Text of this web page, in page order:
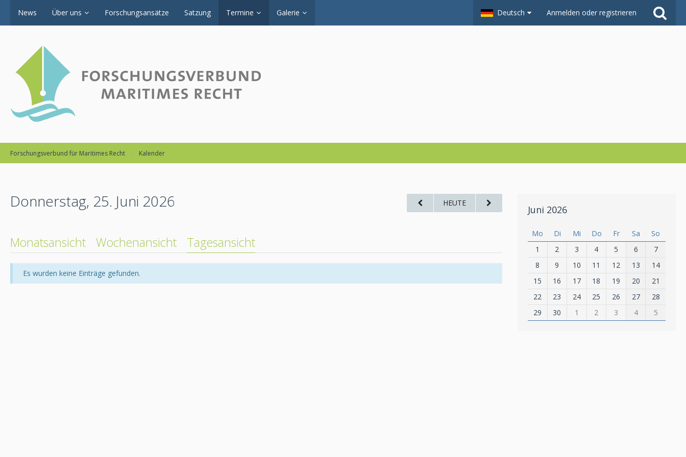
News Über uns Forschungsansätze Satzung Termine Galerie Deutsch Anmelden oder registrieren
Forschungsverbund für Maritimes Recht Kalender
Donnerstag, 25. Juni 2026 HEUTE
Monatsansicht Wochenansicht Tagesansicht
Es wurden keine Einträge gefunden.
Juni 2026
Mo Di Mi Do Fr Sa
So
1
2 3 4 5 6
7
8
9 10 11 12 13
14
15
16 17 18 19 20
21
22
23 24 25 26 27
28
29
30 1 2 3 4 5